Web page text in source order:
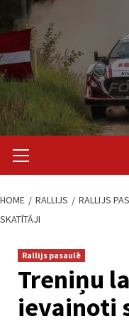
content
Menu
HOME RALLIJS RALLIJS
SKATĪTĀJI
Rallijs pasaulē
Treniņu
ievainoti